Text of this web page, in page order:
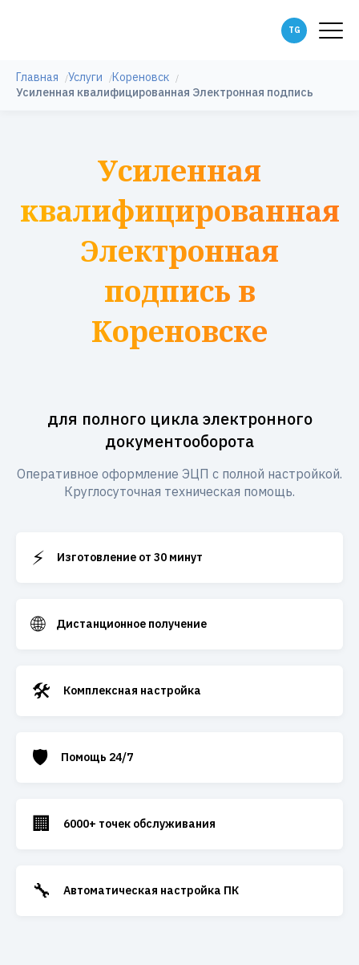
Главная Услуги
Кореновск
Усиленная квалифицированная Электронная подпись
Усиленная
квалифицированная
Электронная
подпись в
Кореновске
для полного цикла электронного
документооборота
Оперативное оформление ЭЦП с полной настройкой.
Круглосуточная техническая помощь.
⚡ Изготовление от 30 минут
🌐 Дистанционное получение
🛠️ Комплексная настройка
🛡️ Помощь 24/7
🏢 6000+ точек обслуживания
🔧 Автоматическая настройка ПК